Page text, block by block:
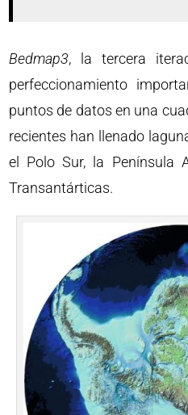
Bedmap3, la tercera
perfeccionamiento
puntos de datos en una
recientes han llenado
el Polo Sur, la Península
Transantárticas.